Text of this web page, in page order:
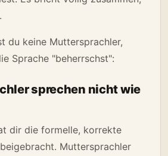
du keine Muttersprachler,
Sprache "beherrschst":
sprechen nicht wie
dir die formelle, korrekte
Muttersprachler